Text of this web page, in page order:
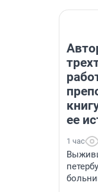
ее
1 час